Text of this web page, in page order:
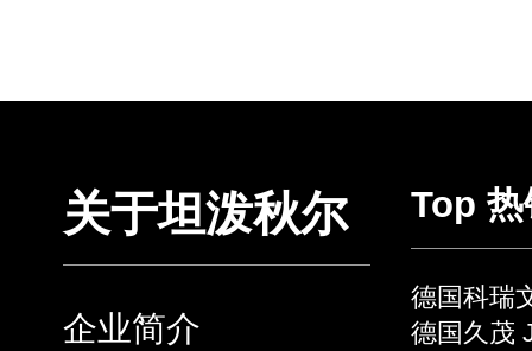
关于坦泼秋尔
企业简介
Top 热
德国科瑞
德国久茂